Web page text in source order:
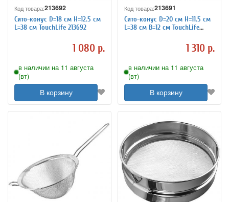
Код товара:213692
Сито-конус D=18 см H=12.5 см
L=38 см TouchLife 213692
1 080 р.
в наличии на 11 августа
(вт)
В корзину
Код товара:213691
Сито-конус D=20 см H=11.5 см
L=38 см B=12 см TouchLife
1 310 р.
в наличии на 11 августа
(вт)
В корзину